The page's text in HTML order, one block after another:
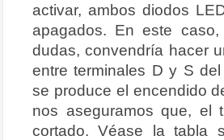
activar, ambos diodos
apagados. En este
dudas, convendría hacer
entre terminales D y S
se produce el encendido
nos aseguramos que, el
cortado. Véase la tabla